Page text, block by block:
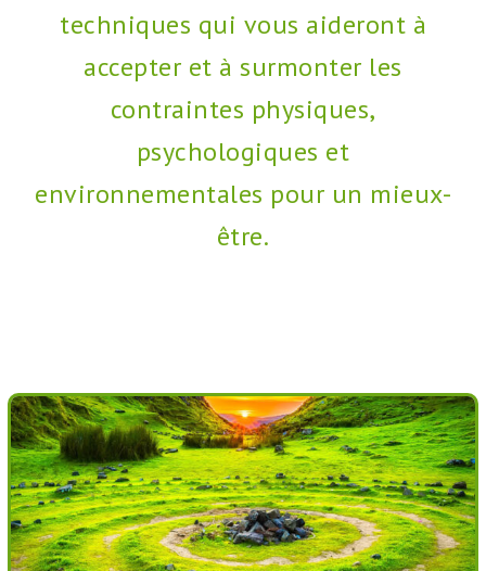
techniques qui vous aideront à
accepter et à surmonter les
contraintes physiques,
psychologiques et
environnementales pour un mieux-
être.